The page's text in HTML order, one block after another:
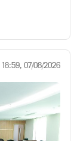
18:59, 07/08/2026